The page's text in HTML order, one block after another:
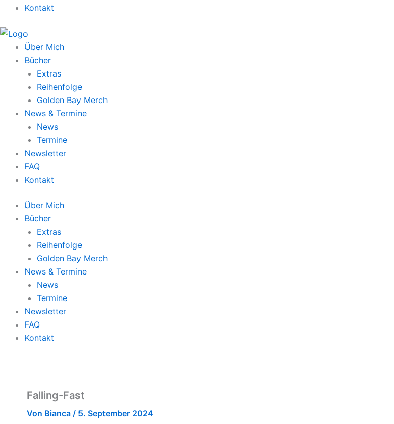
Kontakt
Über Mich
Bücher
Extras
Reihenfolge
Golden Bay Merch
News & Termine
News
Termine
Newsletter
FAQ
Kontakt
Über Mich
Bücher
Extras
Reihenfolge
Golden Bay Merch
News & Termine
News
Termine
Newsletter
FAQ
Kontakt
Falling-Fast
Von Bianca / 5. September 2024